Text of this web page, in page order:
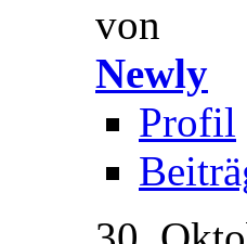
von
Newly
Profil